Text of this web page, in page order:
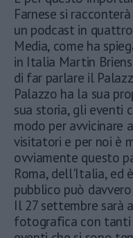
Farnese si
un podcast in
Media, come ha
in Italia Martin
di far parlare il
Palazzo ha la sua
sua storia, gli eventi
modo per avvicinare
visitatori e per noi è
ovviamente questo
Roma, dell'Italia, ed
pubblico può
Il 27 settembre sarà
fotografica con